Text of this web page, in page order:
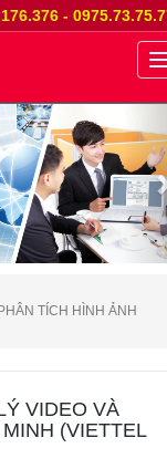
-
TÍCH HÌNH ẢNH
VIDEO VÀ
(VIETTEL